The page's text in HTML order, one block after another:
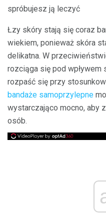
spróbujesz ją leczyć
Łzy skóry stają się coraz
wiekiem, ponieważ skóra
delikatna. W
rozciąga się pod wpływem
rozpaść się przy
bandaże samoprzylepne
wystarczająco mocno, aby
osób.